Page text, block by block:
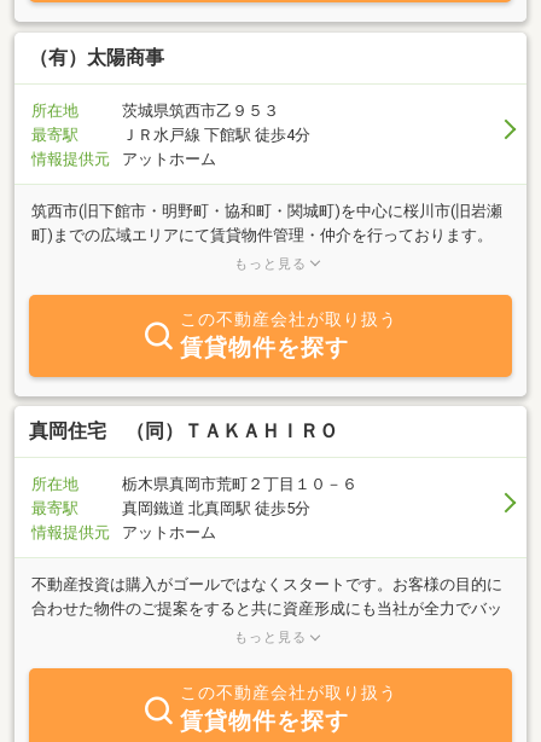
（有）太陽商事
所在地
茨城県筑西市乙９５３
最寄駅
ＪＲ水戸線 下館駅 徒歩4分
情報提供元
アットホーム
筑西市(旧下館市・明野町・協和町・関城町)を中心に桜川市(旧岩瀬
町)までの広域エリアにて賃貸物件管理・仲介を行っております。
『あるといいな・・・』がきっとある。あなたの生活応援します！
開する、積水ハウス不動産ネットワーク「シャーメゾンショップ」
の加盟店です。シャーメゾンはシャーメゾンショップでのみ取扱い
のある物件になります。お探しの方は是非弊社へお問い合わせくだ
さい！！
もっと見る
この不動産会社が取り扱う
賃貸物件を探す
真岡住宅 （同）ＴＡＫＡＨＩＲＯ
所在地
栃木県真岡市荒町２丁目１０－６
最寄駅
真岡鐵道 北真岡駅 徒歩5分
情報提供元
アットホーム
不動産投資は購入がゴールではなくスタートです。お客様の目的に
合わせた物件のご提案をすると共に資産形成にも当社が全力でバッ
クアップ致します。不動産投資の始め方について1.不動産投資とは
動産投資で失敗を避けるには？4.始める前に知っておきたい？不動
産投資の流れと注意点5.あなたにぴったりの投資タイプは？【人生
100年時代】に注目される不動産投資人生100年時代、昨今よく耳に
もっと見る
この不動産会社が取り扱う
賃貸物件を探す